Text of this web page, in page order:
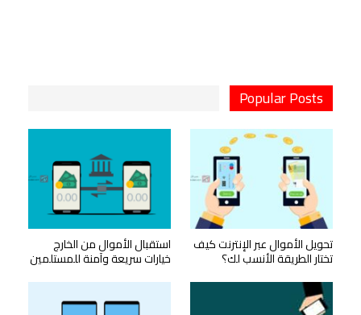
Popular Posts
تحويل الأموال عبر الإنترنت كيف
تختار الطريقة الأنسب لك؟
استقبال الأموال من الخارج
خيارات سريعة وآمنة للمستلمين